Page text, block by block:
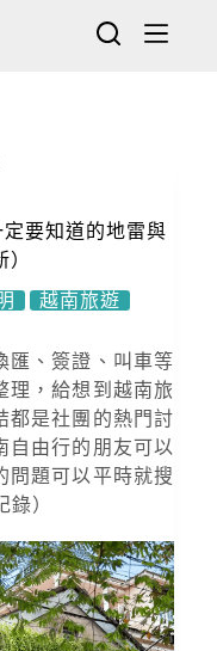
要知道的地雷與
越南旅遊
匯、簽證、叫車等
理，給想到越南旅
都是社團的熱門討
自由行的朋友可以
問題可以平時就搜
）